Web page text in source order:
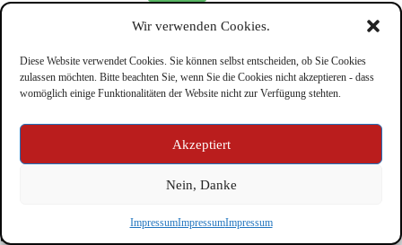
Wir verwenden Cookies.
Diese Website verwendet Cookies. Sie können selbst entscheiden, ob Sie Cookies
zulassen möchten. Bitte beachten Sie, wenn Sie die Cookies nicht akzeptieren - dass
womöglich einige Funktionalitäten der Website nicht zur Verfügung stehten.
Akzeptiert
Nein, Danke
ImpressumImpressumImpressum
Copyright © Feuerwehr Kirchbichl 2026 - WordPress Theme
by